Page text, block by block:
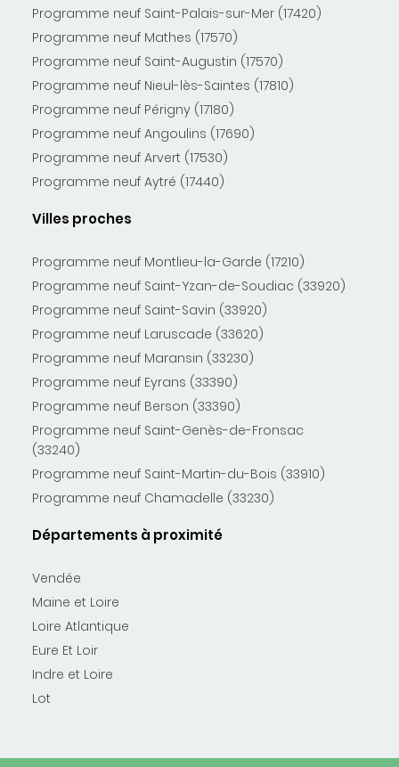
Programme neuf Saint-Palais-sur-Mer (17420)
Programme neuf Mathes (17570)
Programme neuf Saint-Augustin (17570)
Programme neuf Nieul-lès-Saintes (17810)
Programme neuf Périgny (17180)
Programme neuf Angoulins (17690)
Programme neuf Arvert (17530)
Programme neuf Aytré (17440)
Villes proches
Programme neuf Montlieu-la-Garde (17210)
Programme neuf Saint-Yzan-de-Soudiac (33920)
Programme neuf Saint-Savin (33920)
Programme neuf Laruscade (33620)
Programme neuf Maransin (33230)
Programme neuf Eyrans (33390)
Programme neuf Berson (33390)
Programme neuf Saint-Genès-de-Fronsac
(33240)
Programme neuf Saint-Martin-du-Bois (33910)
Programme neuf Chamadelle (33230)
Départements à proximité
Vendée
Maine et Loire
Loire Atlantique
Eure Et Loir
Indre et Loire
Lot